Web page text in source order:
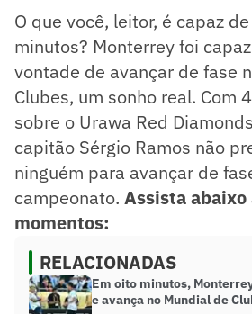
O que você, leitor, é capaz
minutos? Monterrey foi
vontade de avançar de fase
Clubes, um sonho real. Com
sobre o Urawa Red
capitão Sérgio Ramos não
ninguém para avançar de
campeonato. Assista abaixo
momentos:
RELACIONADAS
Em oito minutos,
e avança no Mundial de